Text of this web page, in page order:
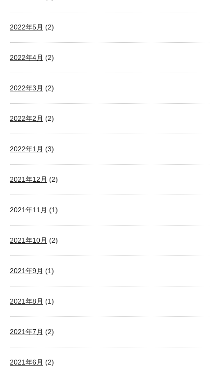
2022年5月 (2)
2022年4月 (2)
2022年3月 (2)
2022年2月 (2)
2022年1月 (3)
2021年12月 (2)
2021年11月 (1)
2021年10月 (2)
2021年9月 (1)
2021年8月 (1)
2021年7月 (2)
2021年6月 (2)